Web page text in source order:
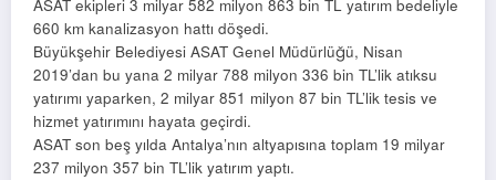
ASAT ekipleri 3 milyar 582 milyon 863 bin TL yatırım bedeliyle
660 km kanalizasyon hattı döşedi.
Büyükşehir Belediyesi ASAT Genel Müdürlüğü, Nisan
2019’dan bu yana 2 milyar 788 milyon 336 bin TL’lik atıksu
yatırımı yaparken, 2 milyar 851 milyon 87 bin TL’lik tesis ve
hizmet yatırımını hayata geçirdi.
ASAT son beş yılda Antalya’nın altyapısına toplam 19 milyar
237 milyon 357 bin TL’lik yatırım yaptı.